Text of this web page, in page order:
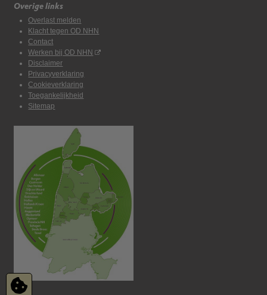
Overige links
Overlast melden
Klacht tegen OD NHN
Contact
Werken bij OD NHN
Disclaimer
Privacyverklaring
Cookieverklaring
Toegankelijkheid
Sitemap